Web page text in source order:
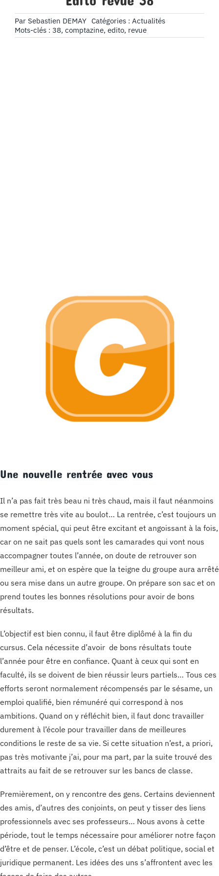
Par Sebastien DEMAY Catégories : Actualités
Mots-clés : 38, comptazine, edito, revue
Une nouvelle rentrée avec vous
Il n’a pas fait très beau ni très chaud, mais il faut néanmoins
se remettre très vite au boulot… La rentrée, c’est toujours un
moment spécial, qui peut être excitant et angoissant à la fois,
car on ne sait pas quels sont les camarades qui vont nous
accompagner toutes l’année, on doute de retrouver son
meilleur ami, et on espère que la teigne du groupe aura arrêté
ou sera mise dans un autre groupe. On prépare son sac et on
prend toutes les bonnes résolutions pour avoir de bons
résultats.
L’objectif est bien connu, il faut être diplômé à la fin du
cursus. Cela nécessite d’avoir de bons résultats toute
l’année pour être en confiance. Quant à ceux qui sont en
faculté, ils se doivent de bien réussir leurs partiels… Tous ces
efforts seront normalement récompensés par le sésame, un
emploi qualifié, bien rémunéré qui correspond à nos
ambitions. Quand on y réfléchit bien, il faut donc travailler
durement à l’école pour travailler dans de meilleures
conditions le reste de sa vie. Si cette situation n’est, a priori,
pas très motivante j’ai, pour ma part, par la suite trouvé des
attraits au fait de se retrouver sur les bancs de classe.
Premièrement, on y rencontre des gens. Certains deviennent
des amis, d’autres des conjoints, on peut y tisser des liens
professionnels avec ses professeurs… Nous avons à cette
période, tout le temps nécessaire pour améliorer notre façon
d’être et de penser. L’école, c’est un débat politique, social et
juridique permanent. Les idées des uns s’affrontent avec les